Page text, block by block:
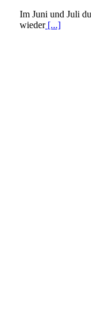
Im Juni und Juli
wieder[...]